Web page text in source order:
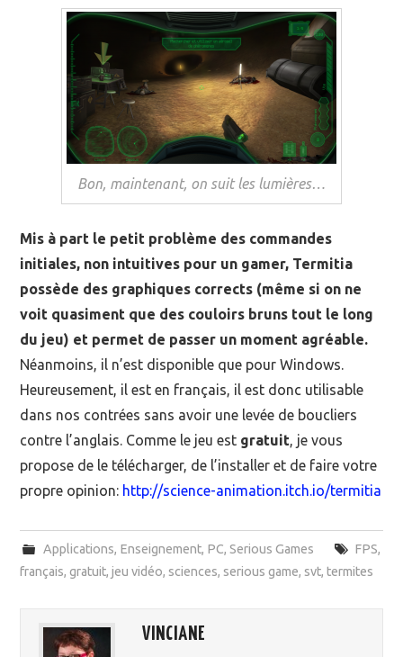
Bon, maintenant, on suit les lumières…
Mis à part le petit problème des commandes
initiales, non intuitives pour un gamer, Termitia
possède des graphiques corrects (même si on ne
voit quasiment que des couloirs bruns tout le long
du jeu) et permet de passer un moment agréable.
Néanmoins, il n’est disponible que pour Windows.
Heureusement, il est en français, il est donc utilisable
dans nos contrées sans avoir une levée de boucliers
contre l’anglais. Comme le jeu est gratuit, je vous
propose de le télécharger, de l’installer et de faire votre
propre opinion: http://science-animation.itch.io/termitia
Applications, Enseignement, PC, Serious Games FPS,
français,gratuit,jeu vidéo, sciences, serious game, svt,termites
VINCIANE